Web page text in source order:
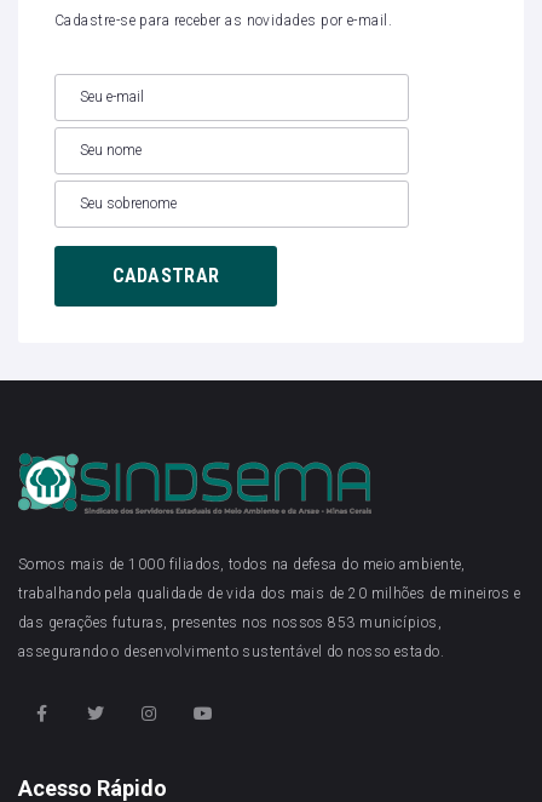
Cadastre-se para receber as novidades por e-mail.
Somos mais de 1000 filiados, todos na defesa do meio ambiente,
trabalhando pela qualidade de vida dos mais de 20 milhões de mineiros e
das gerações futuras, presentes nos nossos 853 municípios,
assegurando o desenvolvimento sustentável do nosso estado.
Acesso Rápido